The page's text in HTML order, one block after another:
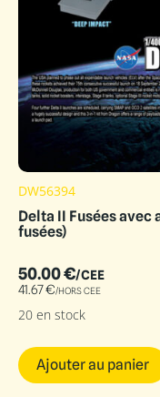
DW56394
Delta II Fusées avec
fusées)
50.00€/CEE
41.67€/HORS CEE
20 en stock
Ajouter au panier